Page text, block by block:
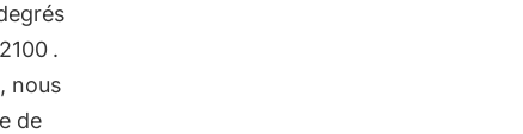
.
nous
de